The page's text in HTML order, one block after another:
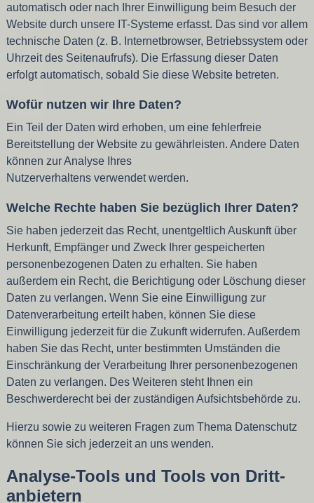
automatisch oder nach Ihrer Einwilligung beim Besuch der
Website durch unsere IT-Systeme erfasst. Das sind vor allem
technische Daten (z. B. Internetbrowser, Betriebssystem oder
Uhrzeit des Seitenaufrufs). Die Erfassung dieser Daten
erfolgt automatisch, sobald Sie diese Website betreten.
Wofür nutzen wir Ihre Daten?
Ein Teil der Daten wird erhoben, um eine fehlerfreie
Bereitstellung der Website zu gewährleisten. Andere Daten
können zur Analyse Ihres
Nutzerverhaltens verwendet werden.
Welche Rechte haben Sie bezüglich Ihrer Daten?
Sie haben jederzeit das Recht, unentgeltlich Auskunft über
Herkunft, Empfänger und Zweck Ihrer gespeicherten
personenbezogenen Daten zu erhalten. Sie haben
außerdem ein Recht, die Berichtigung oder Löschung dieser
Daten zu verlangen. Wenn Sie eine Einwilligung zur
Datenverarbeitung erteilt haben, können Sie diese
Einwilligung jederzeit für die Zukunft widerrufen. Außerdem
haben Sie das Recht, unter bestimmten Umständen die
Einschränkung der Verarbeitung Ihrer personenbezogenen
Daten zu verlangen. Des Weiteren steht Ihnen ein
Beschwerderecht bei der zuständigen Aufsichtsbehörde zu.
Hierzu sowie zu weiteren Fragen zum Thema Datenschutz
können Sie sich jederzeit an uns wenden.
Analyse-Tools und Tools von Dritt­
anbietern